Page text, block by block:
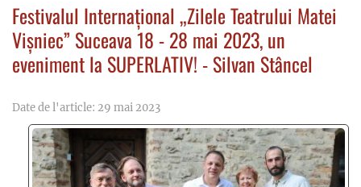
Festivalul Internațional „Zilele Teatrului Matei
Vișniec” Suceava 18 - 28 mai 2023, un
eveniment la SUPERLATIV! - Silvan Stâncel
Date de l'article: 29 mai 2023